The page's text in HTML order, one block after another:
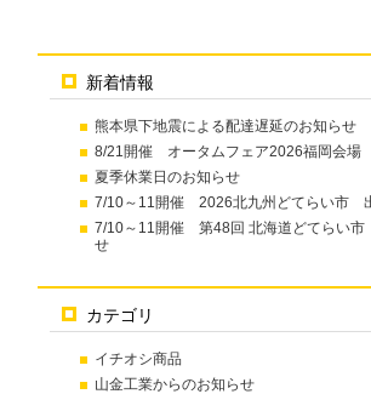
新着情報
熊本県下地震による配達遅延のお知らせ
8/21開催 オータムフェア2026福岡会場
夏季休業日のお知らせ
7/10～11開催 2026北九州どてらい市
7/10～11開催 第48回 北海道どてらい
せ
カテゴリ
イチオシ商品
山金工業からのお知らせ